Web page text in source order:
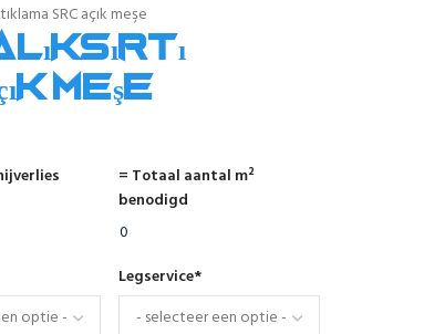
SRC açık meşe
meşe
= Totaal aantal m²
benodigd
Legservice*